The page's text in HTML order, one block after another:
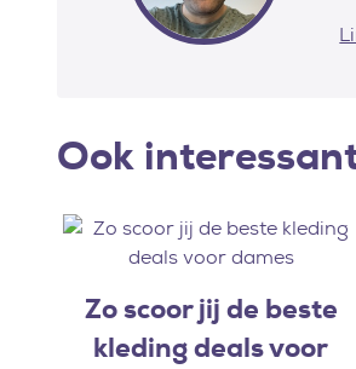
Ook
Zo scoor jij de beste
kleding deals voor